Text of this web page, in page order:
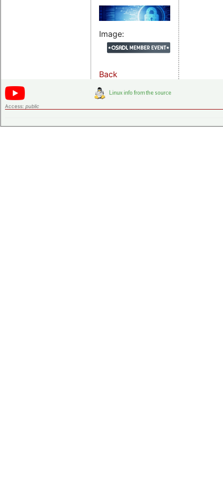
Image:
Back
Access: public